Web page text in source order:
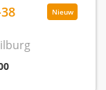
Nieuw